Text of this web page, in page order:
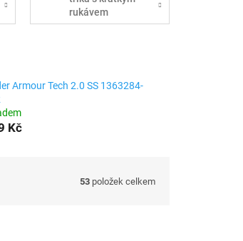
rukávem
Armour Tech 2.0 SS 1363284-
Kč
53 položek celkem